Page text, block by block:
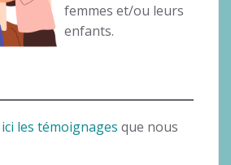
femmes et/ou leurs
enfants.
ici les témoignages que nous